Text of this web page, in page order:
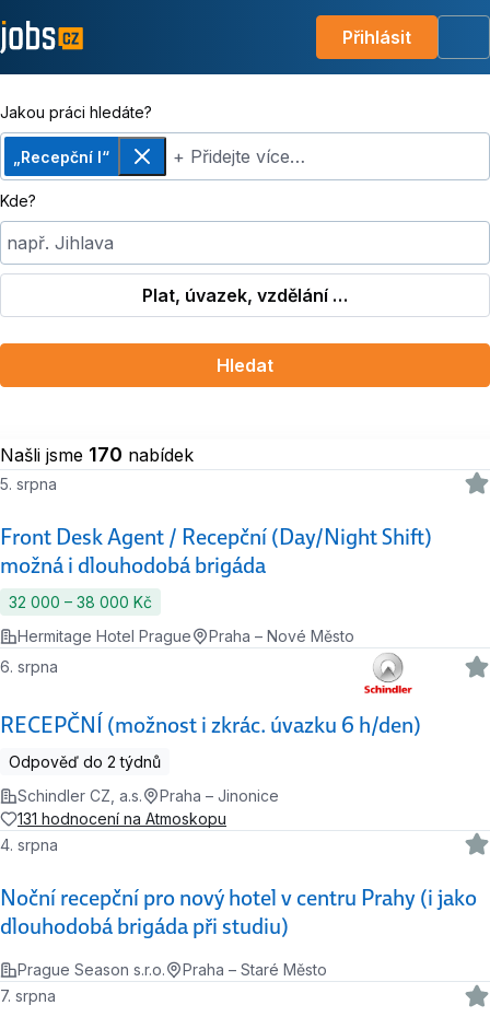
Přihlásit
Jakou práci hledáte?
„Recepční I“
Odebrat+ Přidejte více…
Kde?
např. Jihlava
Plat, úvazek, vzdělání …
Hledat
Našli jsme 170 nabídek
Front Desk Agent / Recepční (Day/Night Shift)
možná i dlouhodobá brigáda
5. srpna
32 000 ‍–‍ 38 000 Kč
Hermitage Hotel Prague
Praha – Nové Město
RECEPČNÍ (možnost i zkrác. úvazku 6 h/den)
6. srpna
Odpověď do 2 týdnů
Schindler CZ, a.s.
Praha – Jinonice
131 hodnocení na Atmoskopu
Noční recepční pro nový hotel v centru Prahy (i jako
dlouhodobá brigáda při studiu)
4. srpna
Prague Season s.r.o. Praha – Staré Město
7. srpna